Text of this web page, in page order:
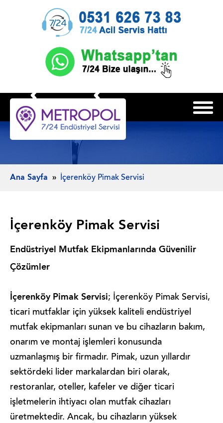
Ana Sayfa İçerenköy Pimak Servisi
İçerenköy Pimak Servisi
Endüstriyel Mutfak Ekipmanlarında Güvenilir
Çözümler
İçerenköy Pimak Servisi; İçerenköy Pimak Servisi,
ticari mutfaklar için yüksek kaliteli endüstriyel
mutfak ekipmanları sunan ve bu cihazların bakım,
onarım ve montaj işlemleri konusunda
uzmanlaşmış bir firmadır. Pimak, uzun yıllardır
sektördeki lider markalardan biri olarak,
restoranlar, oteller, kafeler ve diğer ticari
işletmelerin ihtiyacı olan mutfak cihazları
üretmektedir. Ancak, bu cihazların yüksek